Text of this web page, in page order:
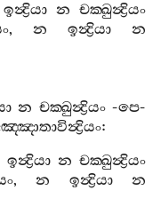
ඉන්‍ද්‍රියා න චක‍්ඛුන්‍ද්‍රියං
, න ඉන්‍ද්‍රියා
න
න චක‍්ඛුන්‍ද්‍රියං-පෙ-
:
ඉන්‍ද්‍රියා න චක‍්ඛුන්‍ද්‍රියං
,න ඉන්‍ද්‍රියා
න